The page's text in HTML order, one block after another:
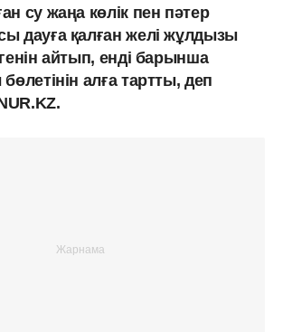
су жаңа көлік пен пәтер
дауға қалған желі жұлдызы
айтып, енді барынша
алға тартты, деп